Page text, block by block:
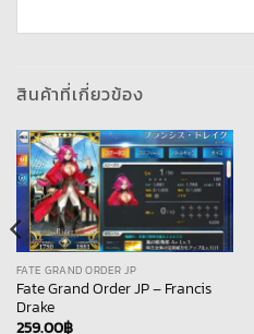
สินค้าที่เกี่ยวข้อง
FATE GRAND ORDER JP
Fate Grand Order JP – Francis
Drake
259.00฿